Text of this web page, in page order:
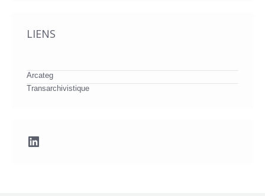
LIENS
Arcateg
Transarchivistique
LinkedIn